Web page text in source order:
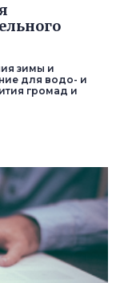
зимы и
для водо- и
громад и